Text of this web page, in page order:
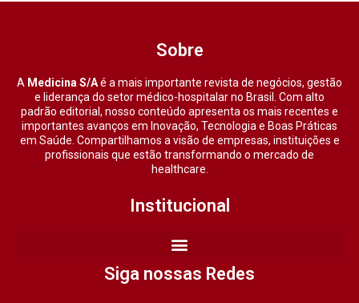
Sobre
A Medicina S/Aé a mais importante revista de negócios, gestão
e liderança do setor médico-hospitalar no Brasil. Com alto
padrão editorial, nosso conteúdo apresenta os mais recentes e
importantes avanços em Inovação, Tecnologia e Boas Práticas
em Saúde. Compartilhamos a visão de empresas, instituições e
profissionais que estão transformando o mercado de
healthcare.
Institucional
Siga nossas Redes